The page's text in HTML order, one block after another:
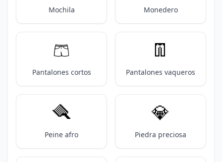
Mochila Monedero
🩳
Pantalones cortos
👖
Pantalones vaqueros
🪮
Peine afro
💎
Piedra preciosa